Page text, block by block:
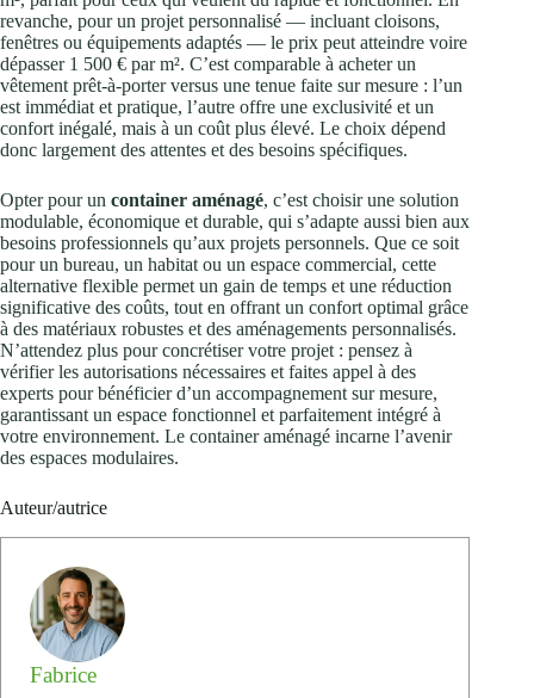
revanche, pour un projet personnalisé — incluant cloisons,
fenêtres ou équipements adaptés — le prix peut atteindre voire
dépasser 1 500 € par m². C’est comparable à acheter un
vêtement prêt-à-porter versus une tenue faite sur mesure : l’un
est immédiat et pratique, l’autre offre une exclusivité et un
confort inégalé, mais à un coût plus élevé. Le choix dépend
donc largement des attentes et des besoins spécifiques.
Opter pour un container aménagé, c’est choisir une solution
modulable, économique et durable, qui s’adapte aussi bien aux
besoins professionnels qu’aux projets personnels. Que ce soit
pour un bureau, un habitat ou un espace commercial, cette
alternative flexible permet un gain de temps et une réduction
significative des coûts, tout en offrant un confort optimal grâce
à des matériaux robustes et des aménagements personnalisés.
N’attendez plus pour concrétiser votre projet : pensez à
vérifier les autorisations nécessaires et faites appel à des
experts pour bénéficier d’un accompagnement sur mesure,
garantissant un espace fonctionnel et parfaitement intégré à
votre environnement. Le container aménagé incarne l’avenir
des espaces modulaires.
Auteur/autrice
Fabrice